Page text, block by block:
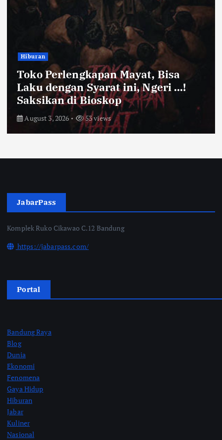
Bandung Raya
Farhan Pastikan Pasokan Pangan
Kota Bandung Aman Meski Harga
Ayam dan Timun Naik
July 31, 2026 57 views
JabarPass
Komplek Ruko Cikawao C.12 Bandung
https://jabarpass.com/
Portal
Bandung Raya
Blog
Dunia
Ekonomi
Fenomena
Gaya Hidup
Hiburan
Jabar
Kuliner
Nasional